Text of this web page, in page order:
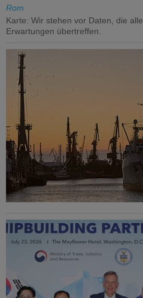
Rom
Karte: Wir stehen vor Daten, die alle
Erwartungen übertreffen.